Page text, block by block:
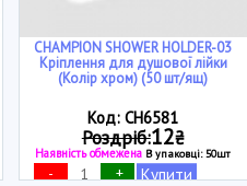
CHAMPION SHOWER HOLDER-03
Кріплення для душової лійки
(Колір хром) (50 шт/ящ)
Код: CH6581
Роздріб:12₴
Наявність обмежена В упаковці: 50шт
- + Купити